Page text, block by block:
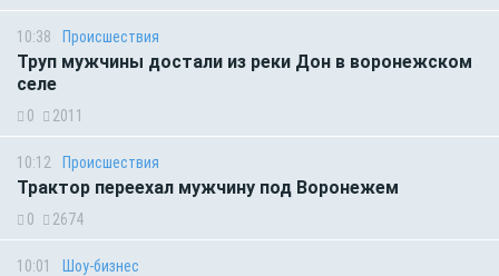
10:38 Происшествия
Труп мужчины достали из реки Дон в воронежском
селе
0 2011
10:12 Происшествия
Трактор переехал мужчину под Воронежем
0 2674
10:01 Шоу-бизнес